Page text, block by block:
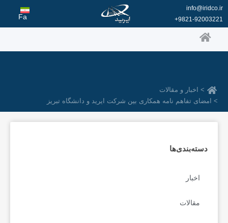
پرش
محتوا
info@iridco.ir
9821-92003221+
Fa
> اخبار و مقالات
> امضای تفاهم نامه همکاری بین شرکت ایرید و دانشگاه تبریز
دسته‌بندی‌ها
اخبار
مقالات